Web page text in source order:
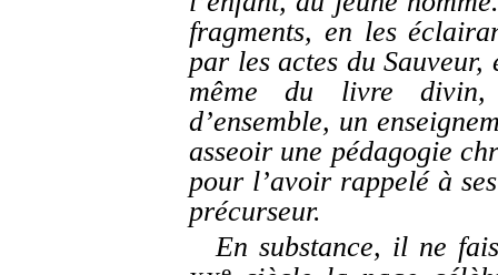
fragments, en les
par les actes du Sauveur,
même du livre divin,
d’ensemble, un
asseoir une pédagogie
pour l’avoir rappelé à
précurseur.
En substance, il ne